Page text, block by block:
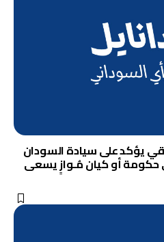
يؤكد على سيادة السودان
حكومة أو كيان مُـوازٍ يسعى